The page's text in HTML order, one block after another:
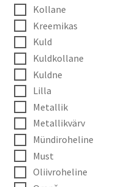
Kollane
Kreemikas
Kuld
Kuldkollane
Kuldne
Lilla
Metallik
Metallikvärv
Mündiroheline
Must
Oliivroheline